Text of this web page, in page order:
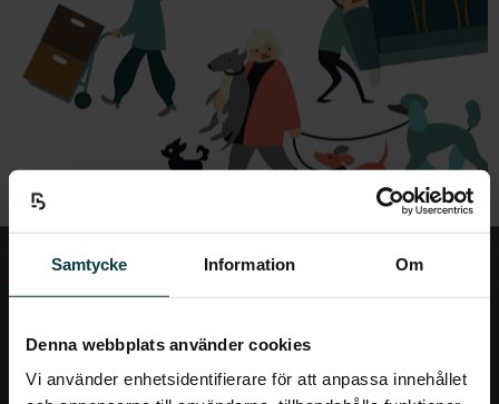
Samtycke Information Om
Denna webbplats använder cookies
Vi använder enhetsidentifierare för att anpassa innehållet